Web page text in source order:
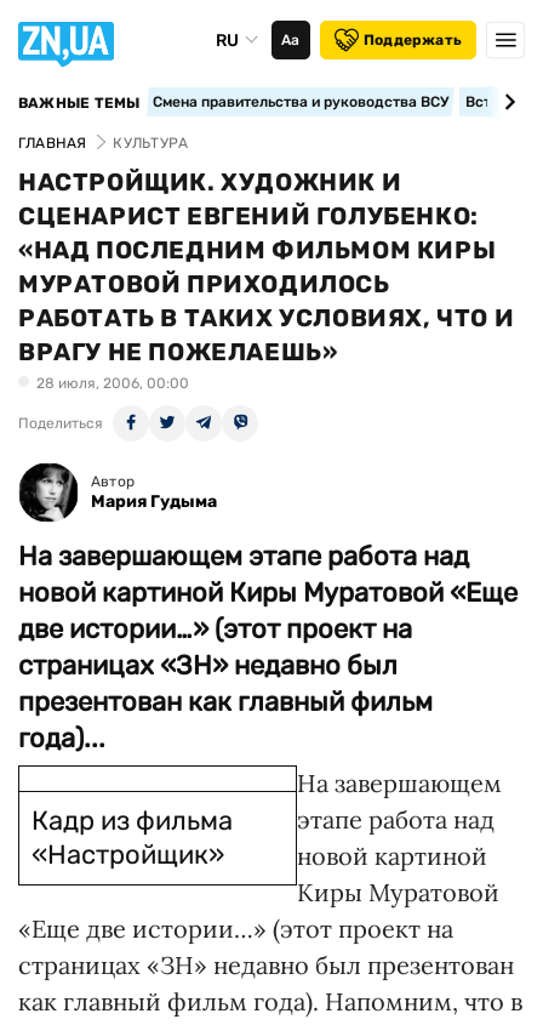
RU Аа Поддержать
ВАЖНЫЕ ТЕМЫ Смена правительства и руководства ВСУ
ГЛАВНАЯ КУЛЬТУРА
НАСТРОЙЩИК. ХУДОЖНИК И
СЦЕНАРИСТ ЕВГЕНИЙ ГОЛУБЕНКО:
«НАД ПОСЛЕДНИМ ФИЛЬМОМ КИРЫ
МУРАТОВОЙ ПРИХОДИЛОСЬ
РАБОТАТЬ В ТАКИХ УСЛОВИЯХ, ЧТО И
ВРАГУ НЕ ПОЖЕЛАЕШЬ»
28 июля, 2006, 00:00
Поделиться
Автор
Мария Гудыма
На завершающем этапе работа над
новой картиной Киры Муратовой «Еще
две истории…» (этот проект на
страницах «ЗН» недавно был
презентован как главный фильм
года)...
Кадр из фильма
«Настройщик»
На завершающем
этапе работа над
новой картиной
Киры Муратовой
«Еще две истории…» (этот проект на
страницах «ЗН» недавно был презентован
как главный фильм года). Напомним, что в